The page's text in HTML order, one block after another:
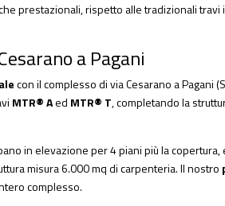
prestazionali, rispetto alle tradizionali
a Pagani
con il complesso di via Cesarano a Pagani
MTR® Aed MTR® T, completando la
in elevazione per 4 piani più la
misura 6.000 mq di carpenteria. Il nostro
complesso.